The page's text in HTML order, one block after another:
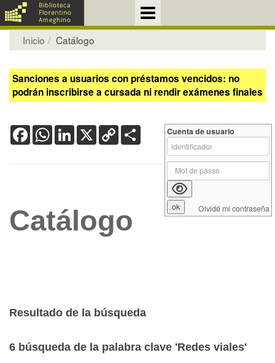
Inicio Catálogo
Sanciones a usuarios con préstamos vencidos: no
podrán inscribirse a cursada ni rendir exámenes finales
FacebookWhatsApp
LinkedIn
X Copy
Link
Catálogo
Resultado de la búsqueda
6 búsqueda de la palabra clave 'Redes viales'
Cuenta de usuario
Olvidé mi contraseña